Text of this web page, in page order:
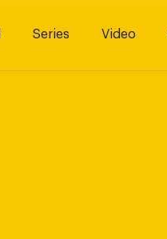
Series Video